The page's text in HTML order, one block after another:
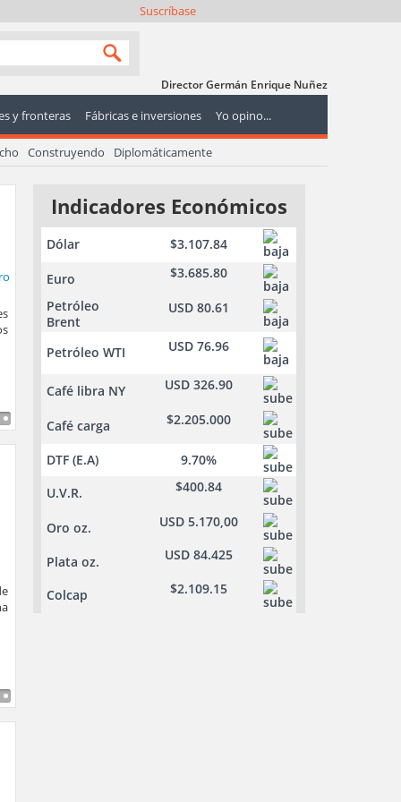
Suscríbase
Director Germán Enrique Nuñez
y fronteras Fábricas e inversiones Yo opino...
Construyendo Diplomáticamente
Indicadores Económicos
Dólar $3.107.84
Euro
$3.685.80
Petróleo
Brent
USD 80.61
Petróleo WTI USD 76.96
Café libra NY USD 326.90
Café carga $2.205.000
DTF (E.A)
9.70%
U.V.R.
$400.84
Oro oz. USD 5.170,00
Plata oz. USD 84.425
Colcap $2.109.15